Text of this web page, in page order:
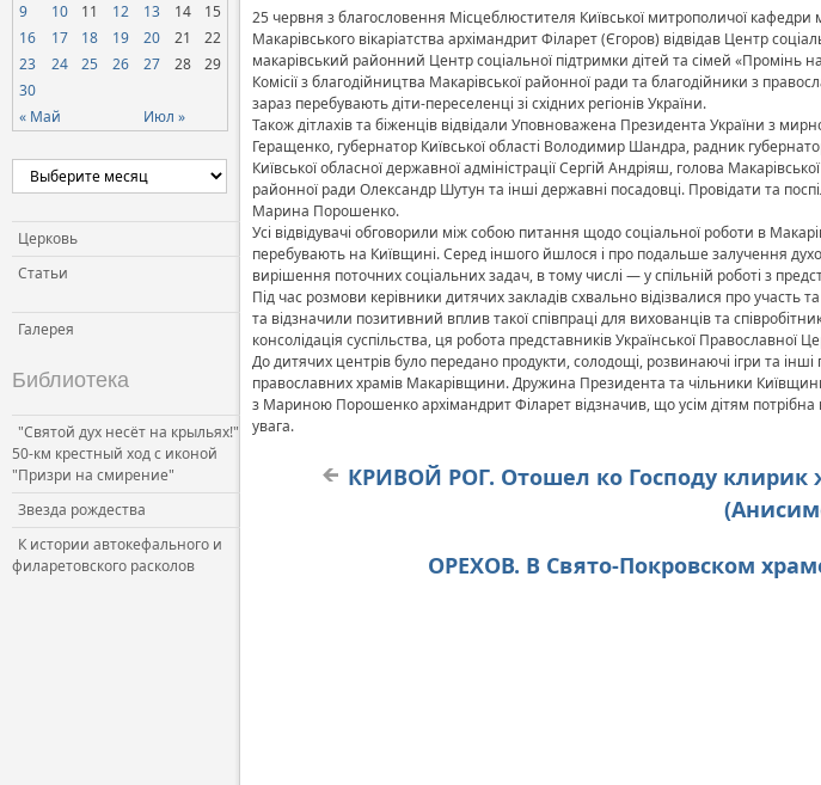
« Май Июл »
9
10 11 12 13 14
15
16
17 18 19 20 21
22
23
24 25 26 27 28
29
30
Церковь
Статьи
Галерея
Библиотека
"Святой дух несёт на крыльях!"
50-км крестный ход с иконой
"Призри на смирение"
Звезда рождества
К истории автокефального и
филаретовского расколов
25 червня з благословення Місцеблюстителя Київської митрополичої
Макарівського вікаріатства архімандрит Філарет (Єгоров) відвідав Центр
макарівський районний Центр соціальної підтримки дітей та сімей «Промінь
Комісії з благодійництва Макарівської районної ради та благодійники з
зараз перебувають діти-переселенці зі східних регіонів України.
Також дітлахів та біженців відвідали Уповноважена Президента України з
Геращенко, губернатор Київської області Володимир Шандра, радник
Київської обласної державної адміністрації Сергій Андріяш, голова
районної ради Олександр Шутун та інші державні посадовці. Провідати та
Марина Порошенко.
Усі відвідувачі обговорили між собою питання щодо соціальної роботи в
перебувають на Київщині. Серед іншого йшлося і про подальше залучення
вирішення поточних соціальних задач, в тому числі — у спільній роботі з
Під час розмови керівники дитячих закладів схвально відізвалися про участь
та відзначили позитивний вплив такої співпраці для вихованців та
консолідація суспільства, ця робота представників Української
До дитячих центрів було передано продукти, солодощі, розвинаючі ігри та
православних храмів Макарівщини. Дружина Президента та чільники
з Мариною Порошенко архімандрит Філарет відзначив, що усім дітям
увага.
КРИВОЙ РОГ. Отошел ко Господу клирик
ОРЕХОВ. В Свято-Покровском